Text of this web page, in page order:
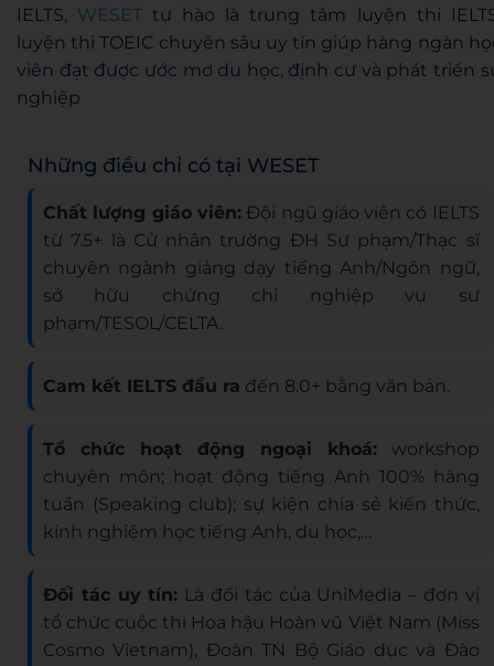
IELTS, WESET tự hào là trung tâm luyện thi
luyện thi TOEIC chuyên sâu uy tín giúp hàng ngàn
viên đạt được ước mơ du học, định cư và phát triển
nghiệp
Những điều chỉ có tại WESET
Chất lượng giáo viên:Đội ngũ giáo viên có IELTS
từ 7.5+ là Cử nhân trường ĐH Sư phạm/Thạc sĩ
chuyên ngành giảng dạy tiếng Anh/Ngôn ngữ,
sở hữu chứng chỉ nghiệp vụ sư
phạm/TESOL/CELTA.
Cam kết IELTS đầu ra đến 8.0+ bằng văn bản.
Tổ chức hoạt động ngoại khoá:workshop
chuyên môn; hoạt động tiếng Anh 100% hàng
tuần (Speaking club); sự kiện chia sẻ kiến thức,
kinh nghiệm học tiếng Anh, du học,…
Đối tác uy tín: Là đối tác của UniMedia – đơn vị
tổ chức cuộc thi Hoa hậu Hoàn vũ Việt Nam (Miss
Cosmo Vietnam), Đoàn TN Bộ Giáo dục và Đào